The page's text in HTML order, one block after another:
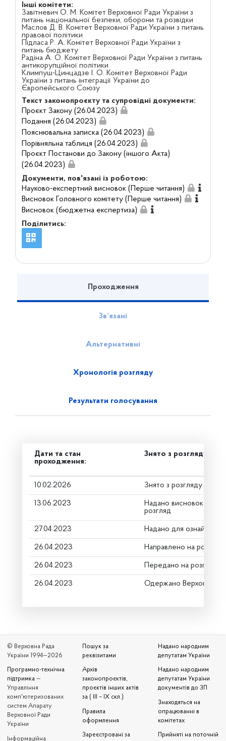
Інші комітети:
Завітневич О. М. Комітет Верховної Ради України з
питань національної безпеки, оборони та розвідки
Маслов Д. В. Комітет Верховної Ради України з питань
правової політики
Підласа Р. А. Комітет Верховної Ради України з
питань бюджету
Радіна А. О. Комітет Верховної Ради України з питань
антикорупційної політики
Климпуш-Цинцадзе І. О. Комітет Верховної Ради
України з питань інтеграції України до
Європейського Союзу
Текст законопроєкту та супровідні документи:
Проєкт Закону (26.04.2023)
Подання (26.04.2023)
Пояснювальна записка (26.04.2023)
Порівняльна таблиця (26.04.2023)
Проєкт Постанови до Закону (іншого Акта)
(26.04.2023)
Документи, пов'язані із роботою:
Науково-експертний висновок (Перше читання)
Висновок Головного комітету (Перше читання)
Висновок (бюджетна експертиза)
Поділитись:
Проходження
Зв’язані
Альтернативні
Хронологія розгляду
Результати голосування
Дати та стан
проходження:
Знято з розгляду
10.02.2026 Знято з розгляду
13.06.2023
Надано висновок
розгляд
27.04.2023 Надано для
26.04.2023 Направлено на розгляд
26.04.2023 Передано на розгляд
26.04.2023 Одержано Верховною
© Верховна Рада
України 1994—2026
Програмно-технічна
підтримка —
Управління
комп'ютеризованих
систем Апарату
Верховної Ради
України
Iнформаційна
Пошук за
реквізитами
Архів
законопроєктів,
проєктів інших актів
за ( III – IX скл.)
Правила
оформлення
Зареєстровані за
Надано народним
депутатам України
Надано народним
депутатам України
документів до ЗП
Знаходяться на
опрацюванні в
комітетах
Прийняті на поточній